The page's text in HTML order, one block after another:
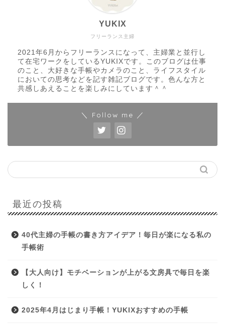
フリーランス主婦
YUKIX
2021年6月からフリーランスになって、主婦業と並行し
て在宅ワークをしているYUKIXです。このブログは仕事
のこと、大好きな手帳やカメラのこと、ライフスタイル
においての思考などを記す雑記ブログです。色んな方と
共感しあえることを楽しみにしています＾＾
＼ Follow me ／
最近の投稿
40代主婦の手帳の書き方アイデア！毎日が楽になる私の
手帳術
【大人向け】モチベーションが上がる文房具で毎日を楽
しく！
2025年4月はじまり手帳！YUKIXおすすめの手帳